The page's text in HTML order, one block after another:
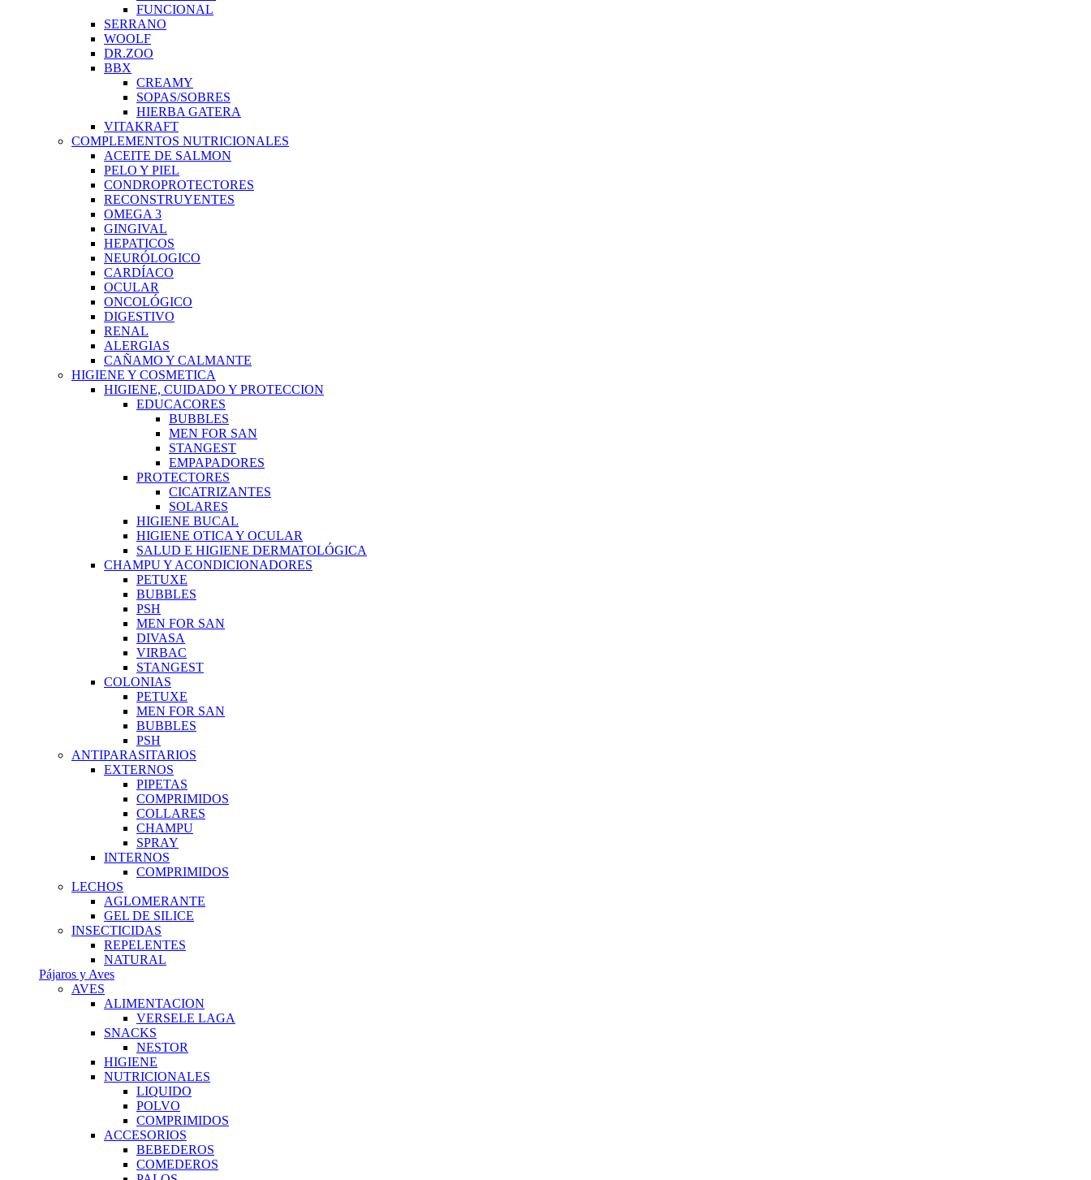
FUNCIONAL
SERRANO
WOOLF
DR.ZOO
BBX
CREAMY
SOPAS/SOBRES
HIERBA GATERA
VITAKRAFT
COMPLEMENTOS NUTRICIONALES
ACEITE DE SALMON
PELO Y PIEL
CONDROPROTECTORES
RECONSTRUYENTES
OMEGA 3
GINGIVAL
HEPATICOS
NEURÓLOGICO
CARDÍACO
OCULAR
ONCOLÓGICO
DIGESTIVO
RENAL
ALERGIAS
CAÑAMO Y CALMANTE
HIGIENE Y COSMETICA
HIGIENE, CUIDADO Y PROTECCION
EDUCACORES
BUBBLES
MEN FOR SAN
STANGEST
EMPAPADORES
PROTECTORES
CICATRIZANTES
SOLARES
HIGIENE BUCAL
HIGIENE OTICA Y OCULAR
SALUD E HIGIENE DERMATOLÓGICA
CHAMPU Y ACONDICIONADORES
PETUXE
BUBBLES
PSH
MEN FOR SAN
DIVASA
VIRBAC
STANGEST
COLONIAS
PETUXE
MEN FOR SAN
BUBBLES
PSH
ANTIPARASITARIOS
EXTERNOS
PIPETAS
COMPRIMIDOS
COLLARES
CHAMPU
SPRAY
INTERNOS
COMPRIMIDOS
LECHOS
AGLOMERANTE
GEL DE SILICE
INSECTICIDAS
REPELENTES
NATURAL
Pájaros y Aves
AVES
ALIMENTACION
VERSELE LAGA
SNACKS
NESTOR
HIGIENE
NUTRICIONALES
LIQUIDO
POLVO
COMPRIMIDOS
ACCESORIOS
BEBEDEROS
COMEDEROS